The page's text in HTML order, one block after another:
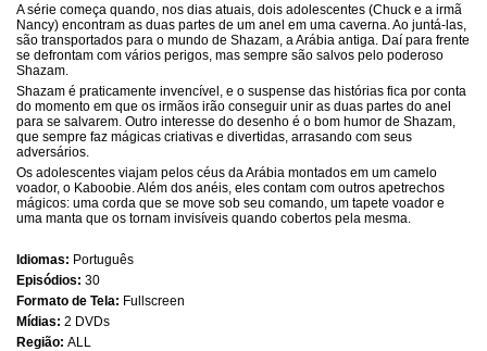
A série começa quando, nos dias atuais, dois adolescentes (Chuck e a irmã
Nancy) encontram as duas partes de um anel em uma caverna. Ao juntá-las,
são transportados para o mundo de Shazam, a Arábia antiga. Daí para frente
se defrontam com vários perigos, mas sempre são salvos pelo poderoso
Shazam.
Shazam é praticamente invencível, e o suspense das histórias fica por conta
do momento em que os irmãos irão conseguir unir as duas partes do anel
para se salvarem. Outro interesse do desenho é o bom humor de Shazam,
que sempre faz mágicas criativas e divertidas, arrasando com seus
adversários.
Os adolescentes viajam pelos céus da Arábia montados em um camelo
voador, o Kaboobie. Além dos anéis, eles contam com outros apetrechos
mágicos: uma corda que se move sob seu comando, um tapete voador e
uma manta que os tornam invisíveis quando cobertos pela mesma.
Idiomas: Português
Episódios: 30
Formato de Tela: Fullscreen
Mídias: 2 DVDs
Região: ALL